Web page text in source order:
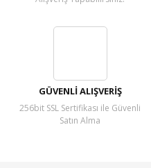
GÜVENLİ ALIŞVERİŞ
256bit SSL Sertifikası ile Güvenli
Satın Alma